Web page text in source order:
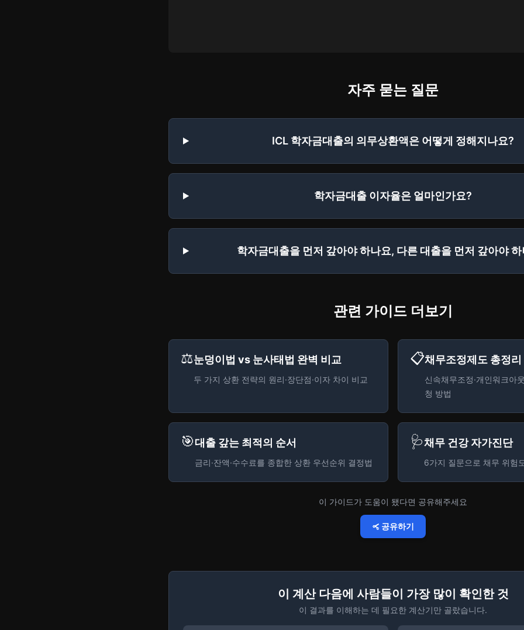
자주 묻는 질문
ICL 학자금대출의 의무상환액은 어떻게 정해지나요?
학자금대출 이자율은 얼마인가요?
학자금대출을 먼저 갚아야 하나요, 다른 대출을 먼저 갚아야
관련 가이드 더보기
⚖️눈덩이법 vs 눈사태법 완벽 비교
두 가지 상환 전략의 원리·장단점·이자 차이 비교
📋채무조정제도 총정리
신속채무조정·개인워크아
청 방법
🎯대출 갚는 최적의 순서
금리·잔액·수수료를 종합한 상환 우선순위 결정법
🩺채무 건강 자가진단
6가지 질문으로 채무 위험
이 가이드가 도움이 됐다면 공유해주세요
공유하기
이 계산 다음에 사람들이 가장 많이 확인한 것
이 결과를 이해하는 데 필요한 계산기만 골랐습니다.